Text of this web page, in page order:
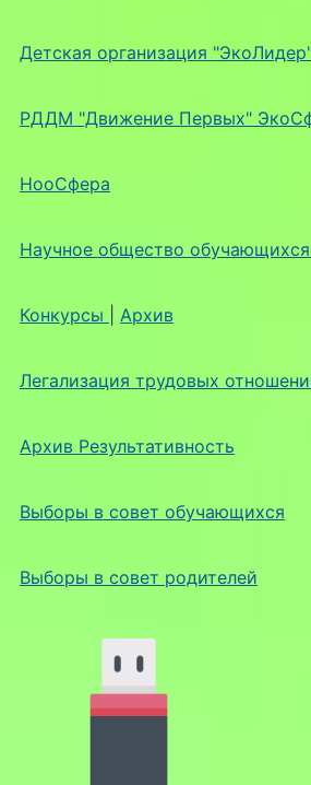
Детская организация
РДДМ "Движение Первых"
НооСфера
Научное общество
Конкурсы Архив
Легализация трудовых
Архив Результативность
Выборы в совет обучающихся
Выборы в совет родителей